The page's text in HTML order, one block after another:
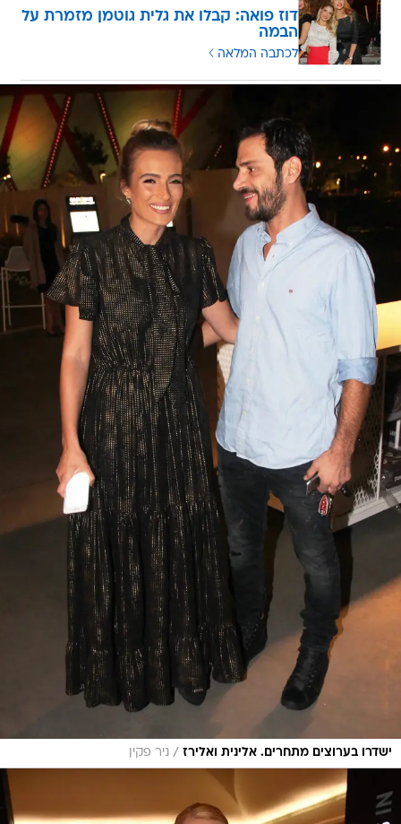
דוז פואה: קבלו את גלית גוטמן מזמרת על
הבמה
לכתבה המלאה
ישדרו בערוצים מתחרים. אלינית ואלירז / ניר פקין